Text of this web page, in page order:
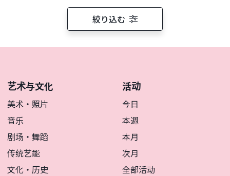
絞り込む
艺术与文化
美术・照片
音乐
剧场・舞蹈
传统艺能
文化・历史
活动
今日
本週
本月
次月
全部活动